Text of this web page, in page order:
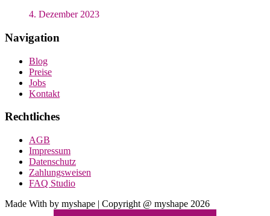
4. Dezember 2023
Navigation
Blog
Preise
Jobs
Kontakt
Rechtliches
AGB
Impressum
Datenschutz
Zahlungsweisen
FAQ Studio
Made
Made With by myshape | Copyright @ myshape 2026